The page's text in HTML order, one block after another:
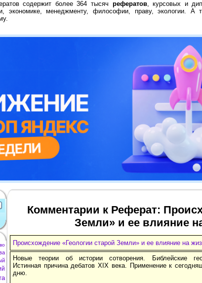
содержит более 364 тысяч рефератов, курсовых и
экономике, менеджменту, философии, праву, экологии. А
Комментарии к Реферат:
Земли» и ее влияние
Происхождение «Геологии старой Земли» и ее влияние на
Новые теории об истории сотворения. Библейские
Истинная причина дебатов XIX века. Применение к
дню.